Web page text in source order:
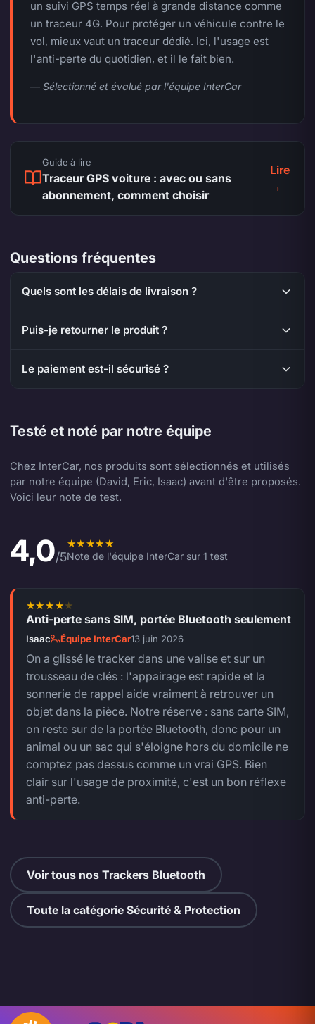
un suivi GPS temps réel à grande distance comme
un traceur 4G. Pour protéger un véhicule contre le
vol, mieux vaut un traceur dédié. Ici, l'usage est
l'anti-perte du quotidien, et il le fait bien.
— Sélectionné et évalué par l'équipe InterCar
Guide à lire
Traceur GPS voiture : avec ou sans
abonnement, comment choisir
Lire
→
Questions fréquentes
Quels sont les délais de livraison ?
Puis-je retourner le produit ?
Le paiement est-il sécurisé ?
Testé et noté par notre équipe
Chez InterCar, nos produits sont sélectionnés et utilisés
par notre équipe (David, Eric, Isaac) avant d'être proposés.
Voici leur note de test.
4,0/5Note de l'équipe InterCar sur 1 test
Note moyenne de l'équipe 4,0 sur 5.
4 sur 5.
Anti-perte sans SIM, portée Bluetooth seulement
Isaac Équipe InterCar13 juin 2026
On a glissé le tracker dans une valise et sur un
trousseau de clés : l'appairage est rapide et la
sonnerie de rappel aide vraiment à retrouver un
objet dans la pièce. Notre réserve : sans carte SIM,
on reste sur de la portée Bluetooth, donc pour un
animal ou un sac qui s'éloigne hors du domicile ne
comptez pas dessus comme un vrai GPS. Bien
clair sur l'usage de proximité, c'est un bon réflexe
anti-perte.
Voir tous nos Trackers Bluetooth
Toute la catégorie Sécurité & Protection